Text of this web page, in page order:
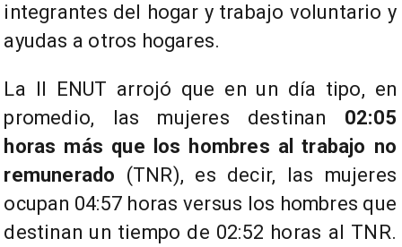
integrantes del hogar y trabajo voluntario y
ayudas a otros hogares.
La II ENUT arrojó que en un día tipo, en
promedio, las mujeres destinan 02:05
horas más que los hombres al trabajo no
remunerado (TNR), es decir, las mujeres
ocupan 04:57 horas versus los hombres que
destinan un tiempo de 02:52 horas al TNR.